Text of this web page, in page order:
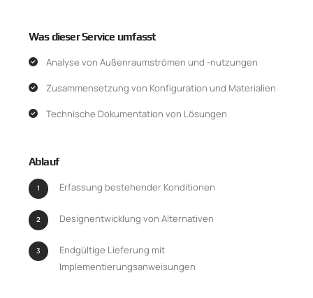
Was dieser Service umfasst
Analyse von Außenraumströmen und -nutzungen
Zusammensetzung von Konfiguration und Materialien
Technische Dokumentation von Lösungen
Ablauf
1 Erfassung bestehender Konditionen
2 Designentwicklung von Alternativen
3
Endgültige Lieferung mit
Implementierungsanweisungen